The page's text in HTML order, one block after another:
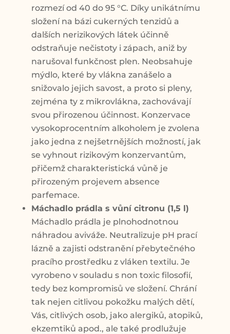
rozmezí od 40 do 95 °C. Díky unikátnímu
složení na bázi cukerných tenzidů a
dalších nerizikových látek účinně
odstraňuje nečistoty i zápach, aniž by
narušoval funkčnost plen. Neobsahuje
mýdlo, které by vlákna zanášelo a
snižovalo jejich savost, a proto si pleny,
zejména ty z mikrovlákna, zachovávají
svou přirozenou účinnost. Konzervace
vysokoprocentním alkoholem je zvolena
jako jedna z nejšetrnějších možností, jak
se vyhnout rizikovým konzervantům,
přičemž charakteristická vůně je
přirozeným projevem absence
parfemace.
Máchadlo prádla s vůní citronu (1,5 l)
Máchadlo prádla je plnohodnotnou
náhradou aviváže. Neutralizuje pH prací
lázně a zajisti odstranění přebytečného
pracího prostředku z vláken textilu. Je
vyrobeno v souladu s non toxic filosofií,
tedy bez kompromisů ve složení. Chrání
tak nejen citlivou pokožku malých dětí,
Vás, citlivých osob, jako alergiků, atopiků,
ekzemtiků apod., ale také prodlužuje